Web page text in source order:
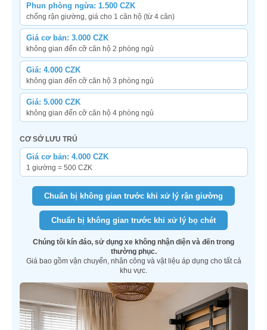
Phun phòng ngừa: 1.500 CZK
chống rận giường, giá cho 1 căn hộ (từ 4 căn)
Giá cơ bản: 3.000 CZK
không gian đến cỡ căn hộ 2 phòng ngủ
Giá: 4.000 CZK
không gian đến cỡ căn hộ 3 phòng ngủ
Giá: 5.000 CZK
không gian đến cỡ căn hộ 4 phòng ngủ
CƠ SỞ LƯU TRÚ
Giá cơ bản: 4.000 CZK
1 giường = 500 CZK
Chuẩn bị không gian trước khi xử lý rận giường
Chuẩn bị không gian trước khi xử lý bọ chét
Chúng tôi kín đáo, sử dụng xe không nhận diện và đến trong
thường phục.
Giá bao gồm vận chuyển, nhân công và vật liệu áp dụng cho tất cả
khu vực.